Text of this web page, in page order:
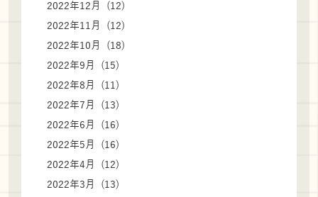
2022年12月 (12)
2022年11月 (12)
2022年10月 (18)
2022年9月 (15)
2022年8月 (11)
2022年7月 (13)
2022年6月 (16)
2022年5月 (16)
2022年4月 (12)
2022年3月 (13)